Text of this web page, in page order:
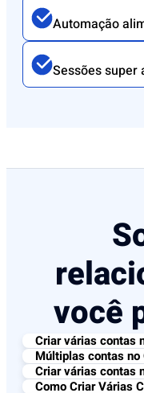
Automação
Sessões super
você
Criar várias contas
Múltiplas contas no
Criar várias contas
Como Criar Várias